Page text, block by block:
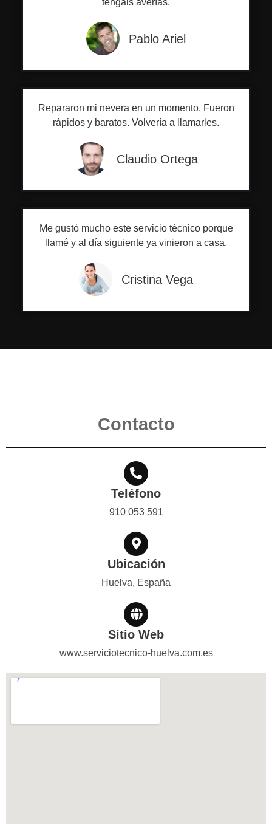
tengáis averías.
Pablo Ariel
Repararon mi nevera en un momento. Fueron
rápidos y baratos. Volvería a llamarles.
Claudio Ortega
Me gustó mucho este servicio técnico porque
llamé y al día siguiente ya vinieron a casa.
Cristina Vega
Contacto
Teléfono
910 053 591
Ubicación
Huelva, España
Sitio Web
www.serviciotecnico-huelva.com.es